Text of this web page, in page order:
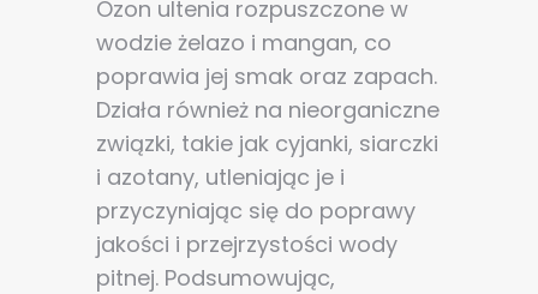
Ozon ultenia rozpuszczone w
wodzie żelazo i mangan, co
poprawia jej smak oraz zapach.
Działa również na nieorganiczne
związki, takie jak cyjanki, siarczki
i azotany, utleniając je i
przyczyniając się do poprawy
jakości i przejrzystości wody
pitnej. Podsumowując,